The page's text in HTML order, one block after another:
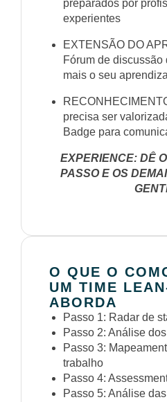
preparados por
experientes
EXTENSÃO DO
Fórum de
mais o seu
precisa ser
Badge para
EXPERIENCE: DÊ
PASSO E OS
O QUE O
UM TIME
ABORDA
Passo 1: Radar de
Passo 2: Análise
Passo 3:
trabalho
Passo 4:
Passo 5: Análise